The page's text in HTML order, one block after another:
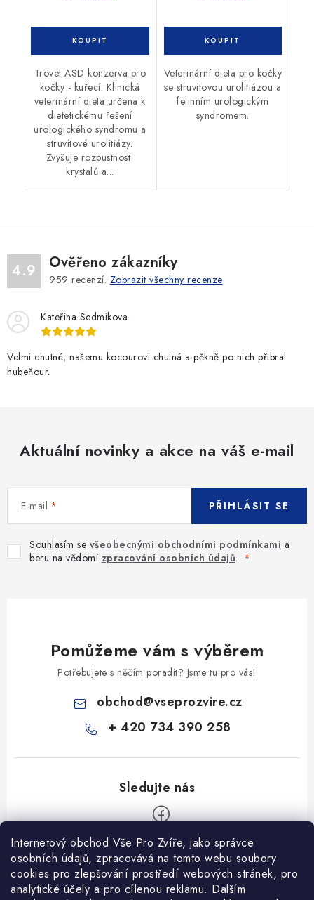
Internetový obchod Vše Pro Zvíře, jako správce
osobních údajů, zpracovává na tomto webu soubory
cookies pro zlepšování prostředí webových stránek, pro
analytické účely a pro cílenou reklamu. Dalším
Trovet ASD konzerva pro
kočky - kuřecí. Klinická
veterinární dieta určena k
dietetickému řešení
urologického syndromu a
struvitové urolitiázy.
Zvyšuje rozpustnost
krystalů a...
Veterinární dieta pro kočky
se struvitovou urolitiázou a
felinním urologickým
syndromem.
4.9 Ověřeno zákazníky
959 recenzí. Zobrazit všechny recenze
Kateřina Sedmikova
Velmi chutné, našemu kocourovi chutná a pěkně po nich přibral
hubeňour.
Aktuální novinky a akce na váš e-mail
E-mail
Souhlasím se všeobecnými obchodními podmínkami a
beru na vědomí zpracování osobních údajů.
PŘIHLÁSIT SE
Pomůžeme vám s výběrem
Potřebujete s něčím poradit? Jsme tu pro vás!
obchod@vseprozvire.cz
+ 420 734 390 258
Informace pro Vás